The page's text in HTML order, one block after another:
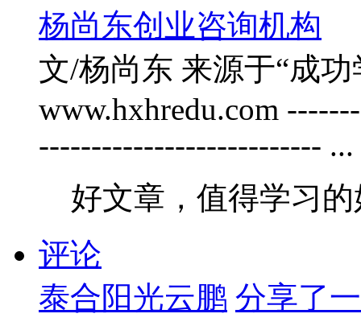
杨尚东创业咨询机构
文/杨尚东 来源于“成
www.hxhredu.com
--------------------------- ...
好文章，值得学习
评论
泰合阳光云鹏 分享了